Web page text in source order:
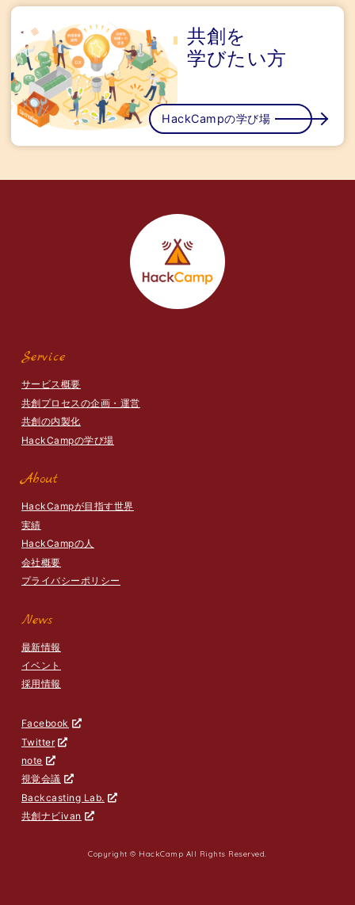
共創を
学びたい方
HackCampの学び場
Service
サービス概要
共創プロセスの企画・運営
共創の内製化
HackCampの学び場
About
HackCampが目指す世界
実績
HackCampの人
会社概要
プライバシーポリシー
News
最新情報
イベント
採用情報
Facebook
Twitter
note
視覚会議
Backcasting Lab.
共創ナビivan
Copyright © HackCamp All Rights Reserved.